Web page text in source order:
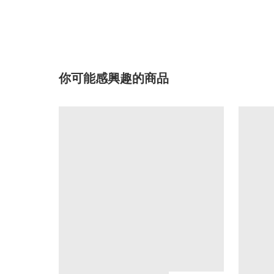
你可能感興趣的商品